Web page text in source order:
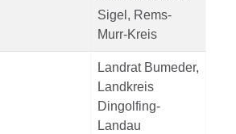
Sigel, Rems-
Murr-Kreis
Landrat Bumeder,
Landkreis
Dingolfing-
Landau